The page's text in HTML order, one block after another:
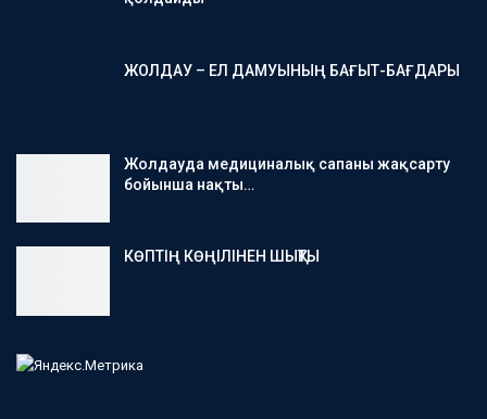
ЖОЛДАУ – ЕЛ ДАМУЫНЫҢ БАҒЫТ-БАҒДАРЫ
Жолдауда медициналық сапаны жақсарту
бойынша нақты…
КӨПТІҢ КӨҢІЛІНЕН ШЫҚТЫ